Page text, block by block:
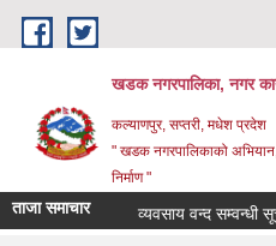
Skip to main content
खडक नगरपालिका, नगर
कल्याणपुर, सप्तरी, मधेश प्रदेश
" खडक नगरपालिकाको
निर्माण "
ताजा समाचार व्यवसाय वन्द सम्वन्धी सूचना